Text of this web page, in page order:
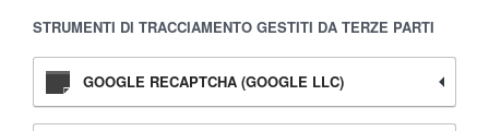
STRUMENTI DI TRACCIAMENTO GESTITI DA TERZE PARTI
GOOGLE RECAPTCHA (GOOGLE LLC)